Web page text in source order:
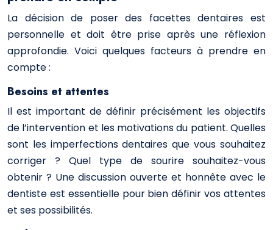
La décision de poser des facettes dentaires est
personnelle et doit être prise après une réflexion
approfondie. Voici quelques facteurs à prendre en
compte :
Besoins et attentes
Il est important de définir précisément les objectifs
de l’intervention et les motivations du patient. Quelles
sont les imperfections dentaires que vous souhaitez
corriger ? Quel type de sourire souhaitez-vous
obtenir ? Une discussion ouverte et honnête avec le
dentiste est essentielle pour bien définir vos attentes
et ses possibilités.